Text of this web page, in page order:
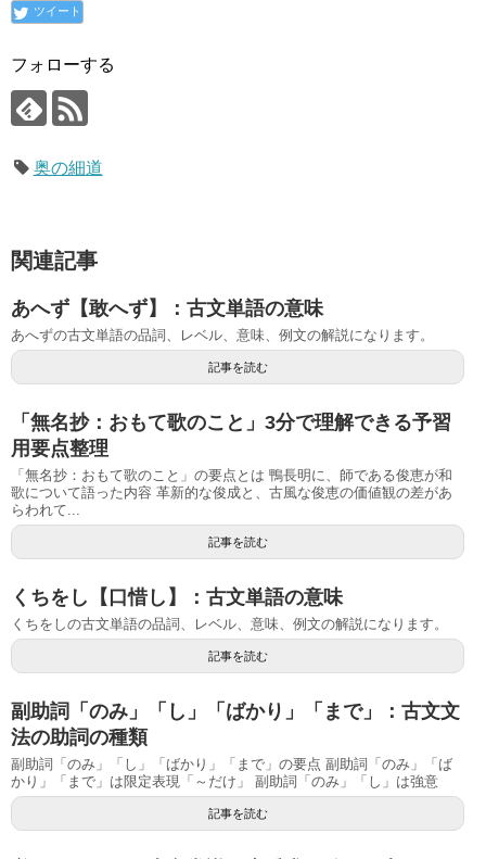
ツイート
フォローする
奥の細道
関連記事
あへず【敢へず】：古文単語の意味
あへずの古文単語の品詞、レベル、意味、例文の解説になります。
記事を読む
「無名抄：おもて歌のこと」3分で理解できる予習
用要点整理
「無名抄：おもて歌のこと」の要点とは 鴨長明に、師である俊恵が和
歌について語った内容 革新的な俊成と、古風な俊恵の価値観の差があ
らわれて...
記事を読む
くちをし【口惜し】：古文単語の意味
くちをしの古文単語の品詞、レベル、意味、例文の解説になります。
記事を読む
副助詞「のみ」「し」「ばかり」「まで」：古文文
法の助詞の種類
副助詞「のみ」「し」「ばかり」「まで」の要点 副助詞「のみ」「ば
かり」「まで」は限定表現「～だけ」 副助詞「のみ」「し」は強意
記事を読む